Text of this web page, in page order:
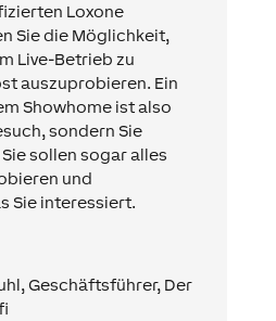
Loxone
Sie die Möglichkeit,
Live-Betrieb zu
auszuprobieren. Ein
Showhome ist also
sondern Sie
sollen sogar alles
und
Sie interessiert.
Geschäftsführer, Der